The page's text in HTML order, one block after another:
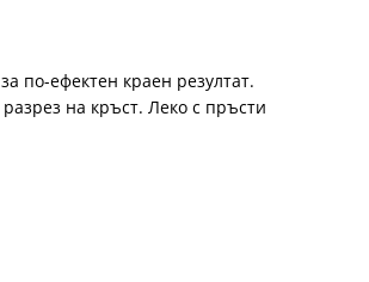
по-ефектен краен резултат.
на кръст. Леко с пръсти